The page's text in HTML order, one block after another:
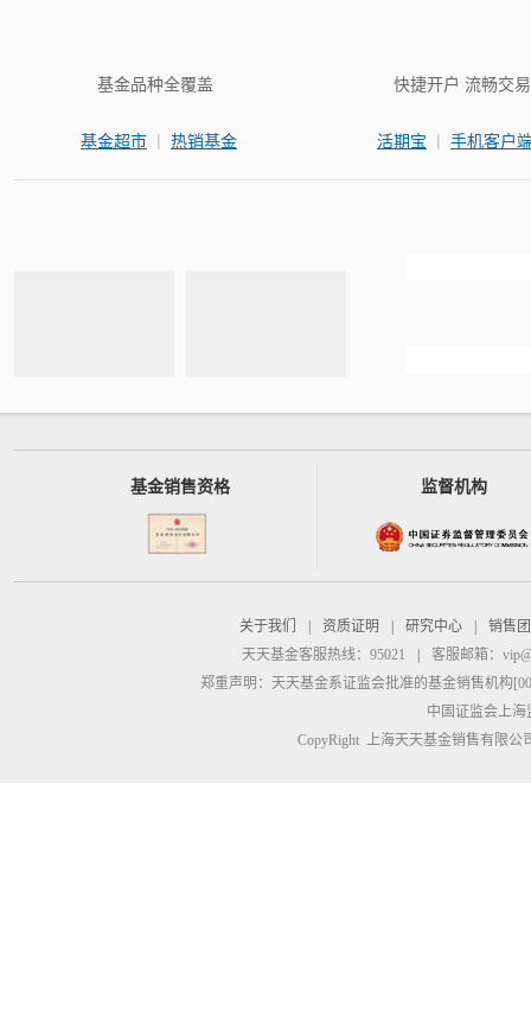
基金品种全覆盖
基金超市 | 热销基金
快捷开户 流畅交易
活期宝 | 手机客户
基金销售资格 监督机构
关于我们 资质证明 研究中心
销售
天天基金客服热线：95021
客服邮箱：
郑重声明： 天天基金系证监会批准的基金销售机构
中国证监会上
CopyRight 上海天天基金销售有限